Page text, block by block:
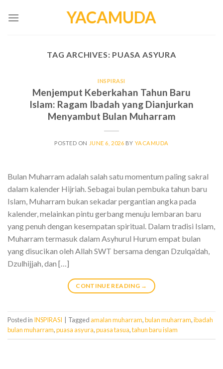
YACAMUDA
TAG ARCHIVES: PUASA ASYURA
INSPIRASI
Menjemput Keberkahan Tahun Baru
Islam: Ragam Ibadah yang Dianjurkan
Menyambut Bulan Muharram
POSTED ON JUNE 6, 2026 BY YACAMUDA
Bulan Muharram adalah salah satu momentum paling sakral
dalam kalender Hijriah. Sebagai bulan pembuka tahun baru
Islam, Muharram bukan sekadar pergantian angka pada
kalender, melainkan pintu gerbang menuju lembaran baru
yang penuh dengan kesempatan spiritual. Dalam tradisi Islam,
Muharram termasuk dalam Asyhurul Hurum empat bulan
yang disucikan oleh Allah SWT bersama dengan Dzulqa’dah,
Dzulhijjah, dan […]
CONTINUE READING →
Posted in INSPIRASI Taggedamalan muharram,bulan muharram,ibadah
bulan muharram,puasa asyura,puasa tasua,tahun baru islam